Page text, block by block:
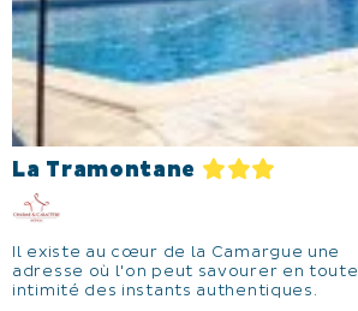
La Tramontane
Il existe au cœur de la Camargue une
adresse où l'on peut savourer en toute
intimité des instants authentiques.